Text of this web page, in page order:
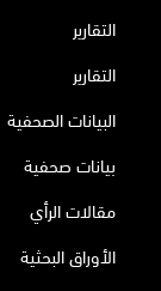
التقارير
التقارير
البيانات الصحفية
بيانات صحفية
مقالات الرأي
الأوراق البحثية